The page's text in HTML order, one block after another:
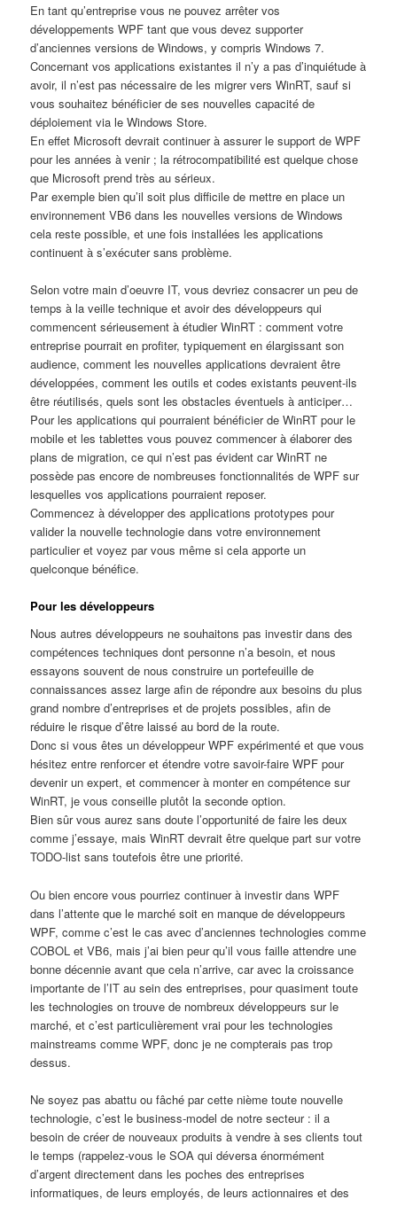
En tant qu’entreprise vous ne pouvez arrêter vos
développements WPF tant que vous devez supporter
d’anciennes versions de Windows, y compris Windows 7.
Concernant vos applications existantes il n’y a pas d’inquiétude à
avoir, il n’est pas nécessaire de les migrer vers WinRT, sauf si
vous souhaitez bénéficier de ses nouvelles capacité de
déploiement via le Windows Store.
En effet Microsoft devrait continuer à assurer le support de WPF
pour les années à venir ; la rétrocompatibilité est quelque chose
que Microsoft prend très au sérieux.
Par exemple bien qu’il soit plus difficile de mettre en place un
environnement VB6 dans les nouvelles versions de Windows
cela reste possible, et une fois installées les applications
continuent à s’exécuter sans problème.
Selon votre main d’oeuvre IT, vous devriez consacrer un peu de
temps à la veille technique et avoir des développeurs qui
commencent sérieusement à étudier WinRT : comment votre
entreprise pourrait en profiter, typiquement en élargissant son
audience, comment les nouvelles applications devraient être
développées, comment les outils et codes existants peuvent-ils
être réutilisés, quels sont les obstacles éventuels à anticiper…
Pour les applications qui pourraient bénéficier de WinRT pour le
mobile et les tablettes vous pouvez commencer à élaborer des
plans de migration, ce qui n’est pas évident car WinRT ne
possède pas encore de nombreuses fonctionnalités de WPF sur
lesquelles vos applications pourraient reposer.
Commencez à développer des applications prototypes pour
valider la nouvelle technologie dans votre environnement
particulier et voyez par vous même si cela apporte un
quelconque bénéfice.
Pour les développeurs
Nous autres développeurs ne souhaitons pas investir dans des
compétences techniques dont personne n’a besoin, et nous
essayons souvent de nous construire un portefeuille de
connaissances assez large afin de répondre aux besoins du plus
grand nombre d’entreprises et de projets possibles, afin de
réduire le risque d’être laissé au bord de la route.
Donc si vous êtes un développeur WPF expérimenté et que vous
hésitez entre renforcer et étendre votre savoir-faire WPF pour
devenir un expert, et commencer à monter en compétence sur
WinRT, je vous conseille plutôt la seconde option.
Bien sûr vous aurez sans doute l’opportunité de faire les deux
comme j’essaye, mais WinRT devrait être quelque part sur votre
TODO-list sans toutefois être une priorité.
Ou bien encore vous pourriez continuer à investir dans WPF
dans l’attente que le marché soit en manque de développeurs
WPF, comme c’est le cas avec d’anciennes technologies comme
COBOL et VB6, mais j’ai bien peur qu’il vous faille attendre une
bonne décennie avant que cela n’arrive, car avec la croissance
importante de l’IT au sein des entreprises, pour quasiment toute
les technologies on trouve de nombreux développeurs sur le
marché, et c’est particulièrement vrai pour les technologies
mainstreams comme WPF, donc je ne compterais pas trop
dessus.
Ne soyez pas abattu ou fâché par cette nième toute nouvelle
technologie, c’est le business-model de notre secteur : il a
besoin de créer de nouveaux produits à vendre à ses clients tout
le temps (rappelez-vous le SOA qui déversa énormément
d’argent directement dans les poches des entreprises
informatiques, de leurs employés, de leurs actionnaires et des